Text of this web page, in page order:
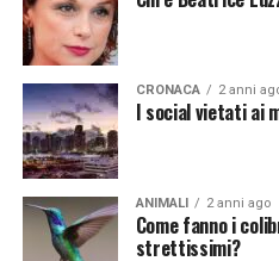
Continua a leggere su
Vuoi essere sempre
notizie del giorno?Iscriviti
CRONACA 2 anni
I social vietati ai
ANIMALI 2 anni ago
Come fanno i
strettissimi?